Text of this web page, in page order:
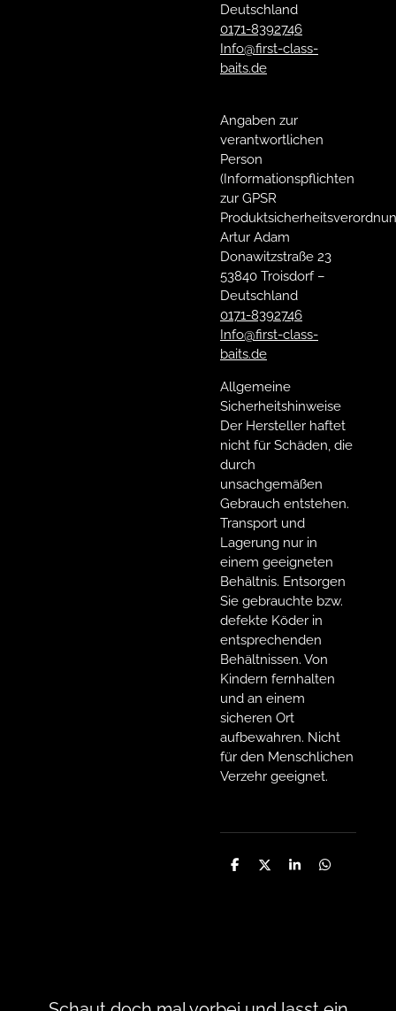
Deutschland
0171-8392746
Info@first-class-
baits.de
Angaben zur
verantwortlichen
Person
(Informationspflichten
zur GPSR
Artur Adam
Donawitzstraße 23
53840 Troisdorf –
Deutschland
0171-8392746
Info@first-class-
baits.de
Allgemeine
Sicherheitshinweise
Der Hersteller haftet
nicht für Schäden, die
durch
unsachgemäßen
Gebrauch entstehen.
Transport und
Lagerung nur in
einem geeigneten
Behältnis. Entsorgen
Sie gebrauchte bzw.
defekte Köder in
entsprechenden
Behältnissen. Von
Kindern fernhalten
und an einem
sicheren Ort
aufbewahren. Nicht
für den Menschlichen
Verzehr geeignet.
T
T
T
T